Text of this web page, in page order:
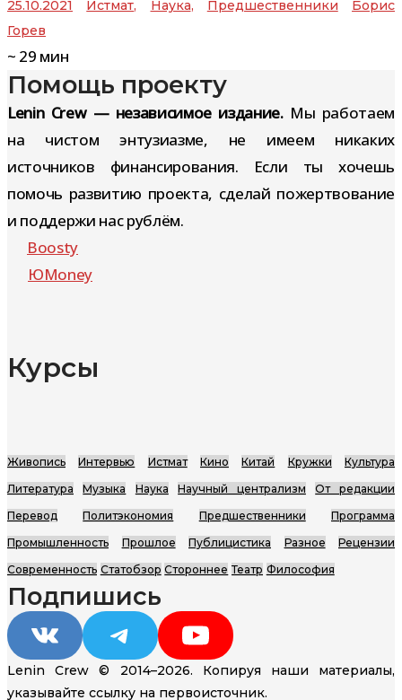
25.10.2021 Истмат, Наука, Предшественники
Борис
Горев
~ 29 мин
Помощь проекту
Lenin Crew — независимое издание.Мы работаем
на чистом энтузиазме, не имеем никаких
источников финансирования. Если ты хочешь
помочь развитию проекта, сделай пожертвование
и поддержи нас рублём.
Boosty
ЮMoney
Курсы
Живопись Интервью Истмат Кино Китай Кружки
Культура
Литература
Музыка Наука Научный централизм
От редакции
Перевод
Политэкономия Предшественники
Программа
Промышленность
Прошлое Публицистика Разное
Рецензии
Современность Статобзор Стороннее Театр Философия
Подпишись
VK TelegramYouTube
Lenin Crew © 2014–2026. Копируя наши материалы,
указывайте ссылку на первоисточник.